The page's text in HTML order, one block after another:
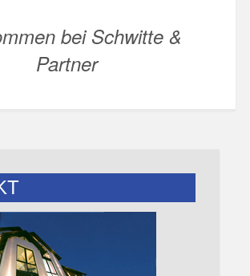
bei Schwitte &
Partner